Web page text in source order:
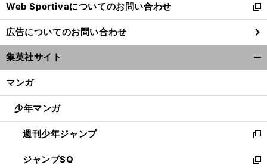
く
Web Sportivaについてのお問い合わせ
新
し
い
ウ
ィ
ン
ウ
開
く
広告についてのお問い合わせ
集英社サイト
マンガ
少年マンガ
週刊少年ジャンプ
新
し
い
ジャンプSQ
新